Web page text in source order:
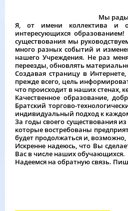
Мы рады
Я, от имени коллектива и
интересующихся
существования мы
много разных событий и
нашего Учреждения. Не раз
переезды, обновлять
Создавая страницу в Интернете,
прежде всего, цель
что происходит в наших стенах,
Качественное образование,
Братский торгово-
индивидуальный подход к
За годы своего существования
которые востребованы
будет продолжаться и, возможно,
Искренне надеюсь, что Вы
Вас в числе наших обучающихся.
Надеемся на обратную связь.